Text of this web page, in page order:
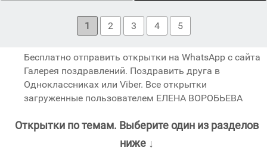
1 2 3 4 5
Бесплатно отправить открытки на WhatsApp с сайта
Галерея поздравлений. Поздравить друга в
Одноклассниках или Viber. Все открытки
загруженные пользователем ЕЛЕНА ВОРОБЬЕВА
Открытки по темам. Выберите один из разделов
ниже ↓